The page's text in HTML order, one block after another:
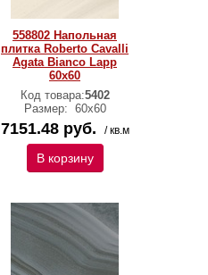
558802 Напольная
плитка Roberto Cavalli
Agata Bianco Lapp
60x60
Код товара:5402
Размер: 60х60
7151.48 руб. / кв.м
В корзину